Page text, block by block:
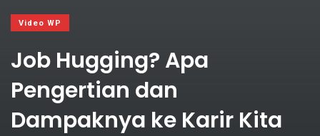
Video WP
Job Hugging? Apa
Pengertian dan
Dampaknya ke Karir Kita